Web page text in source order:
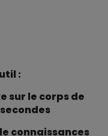
:
sur le corps de
connaissances